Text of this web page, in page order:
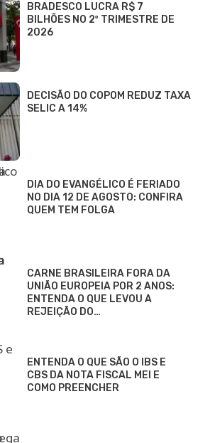
BRADESCO LUCRA R$ 7
BILHÕES NO 2º TRIMESTRE DE
2026
DECISÃO DO COPOM REDUZ TAXA
SELIC A 14%
DIA DO EVANGÉLICO É FERIADO
NO DIA 12 DE AGOSTO: CONFIRA
QUEM TEM FOLGA
CARNE BRASILEIRA FORA DA
UNIÃO EUROPEIA POR 2 ANOS:
ENTENDA O QUE LEVOU A
REJEIÇÃO DO…
ENTENDA O QUE SÃO O IBS E
CBS DA NOTA FISCAL MEI E
COMO PREENCHER